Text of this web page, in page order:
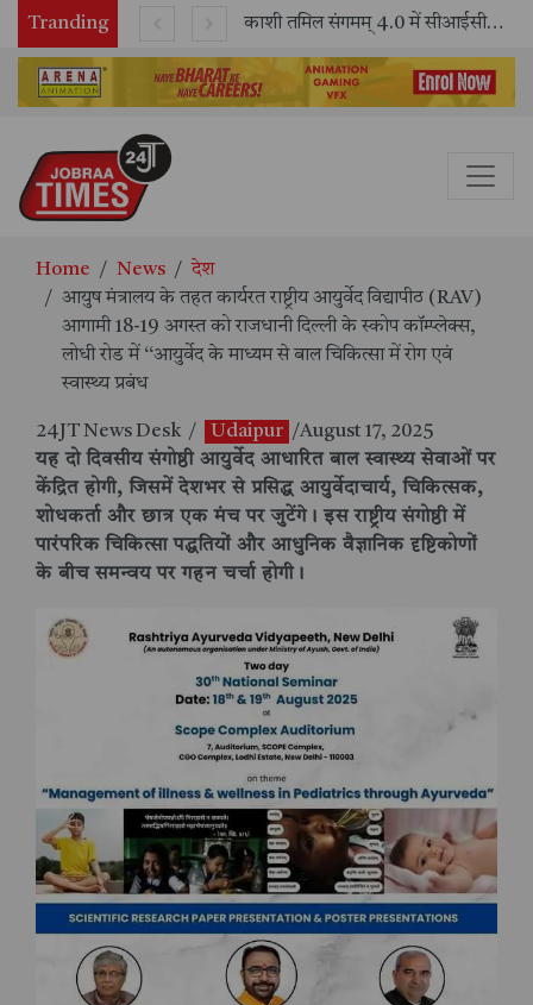
Tranding काशी तमिल संगमम् 4.0 में सीआईसीटी का स्टॉल बना तमिल भाषा और संस्कृति का केंद्र, ‘तमिल करकलाम’ से सीखना हुआ सरल
Home News
देश
आयुष मंत्रालय के तहत कार्यरत राष्ट्रीय आयुर्वेद विद्यापीठ (RAV)
आगामी 18-19 अगस्त को राजधानी दिल्ली के स्कोप कॉम्प्लेक्स,
लोधी रोड में ‘‘आयुर्वेद के माध्यम से बाल चिकित्सा में रोग एवं
स्वास्थ्य प्रबंध
24JT News Desk / Udaipur /August 17, 2025
यह दो दिवसीय संगोष्ठी आयुर्वेद आधारित बाल स्वास्थ्य सेवाओं पर
केंद्रित होगी, जिसमें देशभर से प्रसिद्ध आयुर्वेदाचार्य, चिकित्सक,
शोधकर्ता और छात्र एक मंच पर जुटेंगे। इस राष्ट्रीय संगोष्ठी में
पारंपरिक चिकित्सा पद्धतियों और आधुनिक वैज्ञानिक दृष्टिकोणों
के बीच समन्वय पर गहन चर्चा होगी।